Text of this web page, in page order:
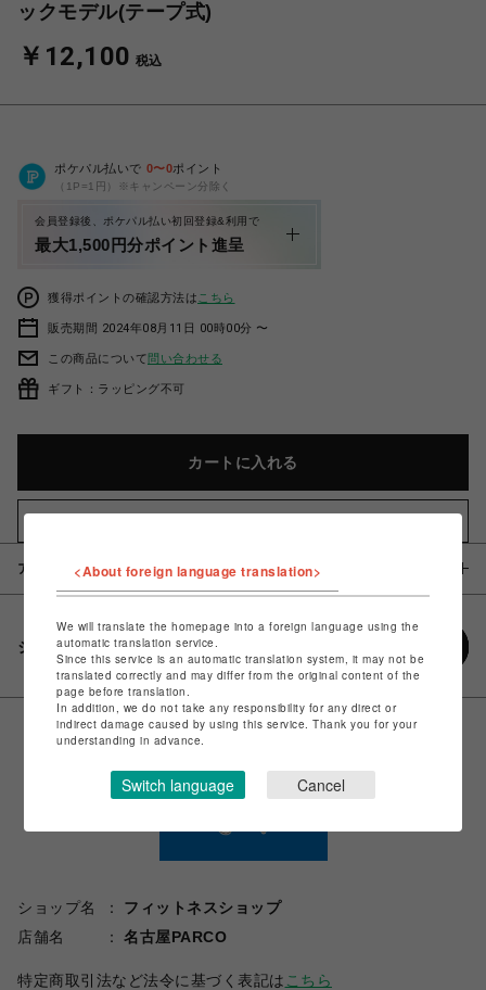
ックモデル(テープ式)
￥12,100 税込
ポケパル払いで 0〜0ポイント
（1P=1円）※キャンペーン分除く
会員登録後、ポケパル払い初回登録&利用で
最大1,500円分ポイント進呈
獲得ポイントの確認方法は こちら
販売期間 2024年08月11日 00時00分 〜
この商品について問い合わせる
ギフト：ラッピング不可
カートに入れる
アイテム説明 / 素材
シェアする
ショップ名
フィットネスショップ
店舗名
名古屋PARCO
特定商取引法など法令に基づく表記は こちら
<About foreign language translation>
We will translate the homepage into a foreign language using the
automatic translation service.
Since this service is an automatic translation system, it may not be
translated correctly and may differ from the original content of the
page before translation.
In addition, we do not take any responsibility for any direct or
indirect damage caused by using this service. Thank you for your
understanding in advance.
Switch language Cancel